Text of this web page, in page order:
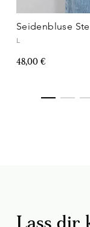
Seidenbluse
L
48,00 €